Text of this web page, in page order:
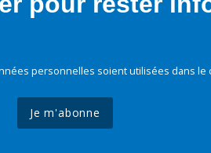
personnelles soient utilisées dans
Je m'abonne